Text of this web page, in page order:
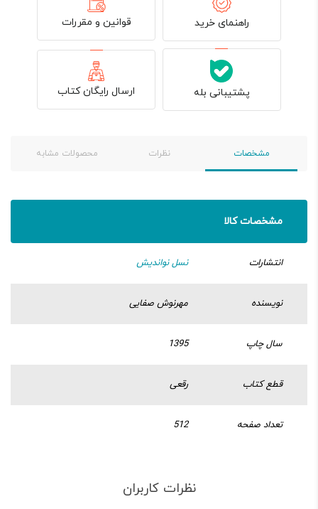
راهنمای خرید قوانین و مقررات
پشتیبانی بله ارسال رایگان کتاب
مشخصات نظرات محصولات مشابه
مشخصات کالا
انتشارات نسل نواندیش
نویسنده مهرنوش صفایی
سال چاپ 1395
قطع کتاب رقعی
تعداد صفحه 512
نظرات کاربران